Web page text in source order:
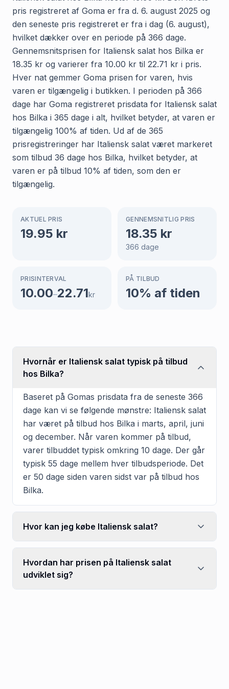
pris registreret af Goma er fra d. 6. august 2025 og
den seneste pris registreret er fra i dag (6. august),
hvilket dækker over en periode på 366 dage.
Gennemsnitsprisen for Italiensk salat hos Bilka er
18.35 kr og varierer fra 10.00 kr til 22.71 kr i pris.
Hver nat gemmer Goma prisen for varen, hvis
varen er tilgængelig i butikken. I perioden på 366
dage har Goma registreret prisdata for Italiensk salat
hos Bilka i 365 dage i alt, hvilket betyder, at varen er
tilgængelig 100% af tiden. Ud af de 365
prisregistreringer har Italiensk salat været markeret
som tilbud 36 dage hos Bilka, hvilket betyder, at
varen er på tilbud 10% af tiden, som den er
tilgængelig.
AKTUEL PRIS
19.95 kr
GENNEMSNITLIG PRIS
18.35 kr
366 dage
PRISINTERVAL
10.00–22.71kr
PÅ TILBUD
10% af tiden
Hvornår er Italiensk salat typisk på tilbud
hos Bilka?
Baseret på Gomas prisdata fra de seneste 366
dage kan vi se følgende mønstre: Italiensk salat
har været på tilbud hos Bilka i marts, april, juni
og december. Når varen kommer på tilbud,
varer tilbuddet typisk omkring 10 dage. Der går
typisk 55 dage mellem hver tilbudsperiode. Det
er 50 dage siden varen sidst var på tilbud hos
Bilka.
Hvor kan jeg købe Italiensk salat?
Hvordan har prisen på Italiensk salat
udviklet sig?